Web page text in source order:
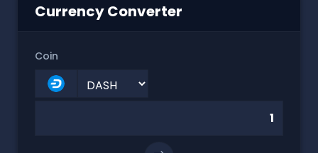
Currency Converter
Coin